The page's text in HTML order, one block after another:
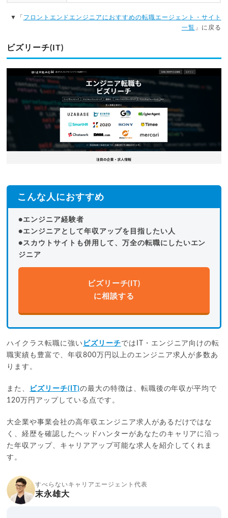
▼「 フロントエンドエンジニアにおすすめの転職エージェント・サイト
一覧 」に戻る
ビズリーチ(IT)
こんな人におすすめ
●エンジニア経験者
●エンジニアとして年収アップを目指したい人
●スカウトサイトも併用して、万全の転職にしたいエン
ジニア
ビズリーチ(IT)
に相談する
ハイクラス転職に強い ビズリーチではIT・エンジニア向けの転
職実績も豊富で、年収800万円以上のエンジニア求人が多数あ
ります。
また、 ビズリーチ(IT)の最大の特徴は、転職後の年収が平均で
120万円アップしている点です。
大企業や事業会社の高年収エンジニア求人があるだけではな
く、経歴を確認したヘッドハンターがあなたのキャリアに沿っ
た年収アップ、キャリアアップ可能な求人を紹介してくれま
す。
すべらないキャリアエージェント代表
末永雄大